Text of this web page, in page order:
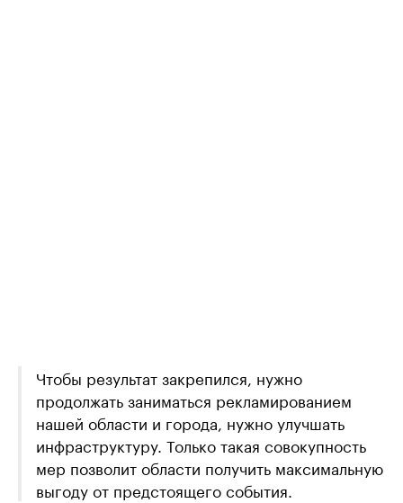
Чтобы результат закрепился, нужно
продолжать заниматься рекламированием
нашей области и города, нужно улучшать
инфраструктуру. Только такая совокупность
мер позволит области получить максимальную
выгоду от предстоящего события.